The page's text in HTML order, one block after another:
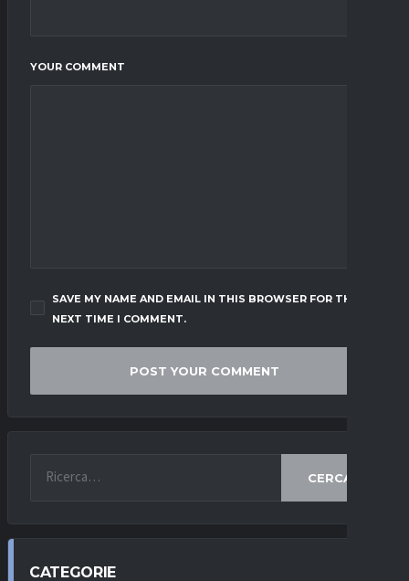
YOUR COMMENT
SAVE MY NAME AND EMAIL IN THIS BROWSER FOR THE
NEXT TIME I COMMENT.
CERCA
CATEGORIE